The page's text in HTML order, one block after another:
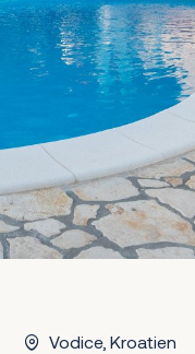
Vodice, Kroatien